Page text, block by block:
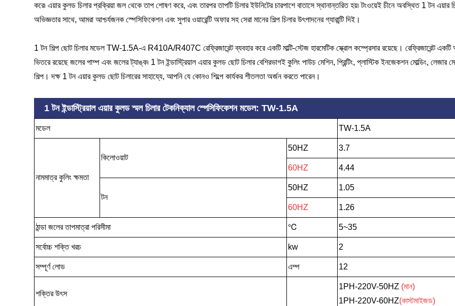
করে৷ এয়ার কুলড চিলার প্রক্রিয়া জল থেকে তাপ শোষণ করে, এবং তারপর তাপটি চিলার ইউনিটের চারপাশে বাতাসে স্থানান্তরিত হয়৷ টংওয়েই চীনে অবস্থিত 1 টন এয়ার
অভিজ্ঞতার সাথে, আমরা আশ্চর্যজনক স্পেসিফিকেশন এবং সুপার ওয়ারেন্টি অফার সহ সেরা মানের শিল্প চিলার উৎপাদনের গ্যারান্টি দিই।
1 টন শিল্প ছোট চিলার মডেল TW-1.5A-এ R410A/R407C রেফ্রিজারেন্ট ব্যবহার করে একটি মাল্টি-স্টেজ হারমেটিক স্ক্রোল কম্প্রেসার রয়েছে। রেফ্রিজারেন্ট একটি
ভিতরে রয়েছে জলের পাম্প এবং জলের ট্যাঙ্ক৷ 1 টন ইন্ডাস্ট্রিয়াল এয়ার কুলড ছোট চিলার বেশিরভাগই কুলিং পাউচ মেশিন, প্রিন্টিং, প্লাস্টিক ইনজেকশন মোল্ডিং,
শিল্প। দক্ষ 1 টন এয়ার কুলড ছোট চিলারের সাহায্যে, আপনি যে কোনও শিল্পে কার্যকর শীতলতা অর্জন করতে পারেন।
1 টন ইন্ডাস্ট্রিয়াল এয়ার কুলড স্মল চিলার টেকনিক্যাল স্পেসিফিকেশন মডেল: TW-1.5A
মডেল TW-1.5A
নামমাত্র কুলিং ক্ষমতা
কিলোওয়াট
50HZ 3.7
60HZ 4.44
টন
50HZ 1.05
60HZ 1.26
ঠান্ডা জলের তাপমাত্রা পরিসীমা ℃ 5~35
সর্বোচ্চ শক্তি খরচ kw 2
সম্পূর্ণ লোড এম্প 12
শক্তির উৎস
1PH-220V-50HZ (মান)
1PH-220V-60HZ(কাস্টমাইজড)